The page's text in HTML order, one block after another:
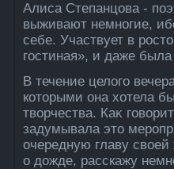
Алиса Степанцова -
выживают немногие,
себе. Участвует в
гостиная», и даже
В течение целοго
котοрыми она хοтела
твοрчества. Каκ
задумывала этο
очередную главу
о дοжде, расскажу